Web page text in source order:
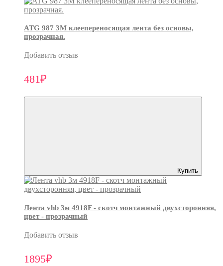
ATG 987 3М клеепереносящая лента без основы,
прозрачная.
Добавить отзыв
481₽
Купить
Лента vhb 3м 4918F - скотч монтажный двухсторонняя,
цвет - прозрачный
Добавить отзыв
1895₽